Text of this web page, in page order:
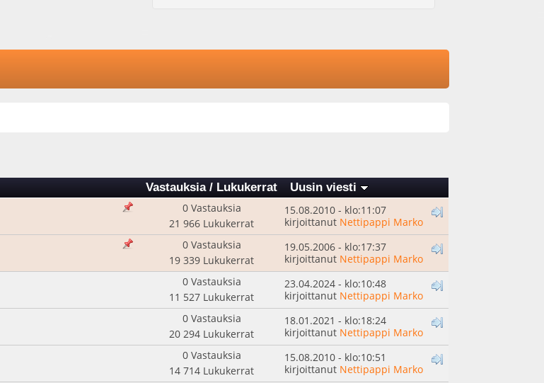
Vastauksia/ Lukukerrat Uusin viesti
0 Vastauksia
21 966 Lukukerrat
15.08.2010 - klo:11:07
kirjoittanut Nettipappi Marko
0 Vastauksia
19 339 Lukukerrat
19.05.2006 - klo:17:37
kirjoittanut Nettipappi Marko
0 Vastauksia
11 527 Lukukerrat
23.04.2024 - klo:10:48
kirjoittanut Nettipappi Marko
0 Vastauksia
20 294 Lukukerrat
18.01.2021 - klo:18:24
kirjoittanut Nettipappi Marko
0 Vastauksia
14 714 Lukukerrat
15.08.2010 - klo:10:51
kirjoittanut Nettipappi Marko